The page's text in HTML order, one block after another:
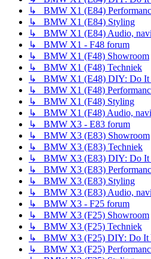
↳ BMW X1 (E84)
↳ BMW X1 (E84) Styling
↳ BMW X1 (E84) Audio,
↳ BMW X1 - F48 forum
↳ BMW X1 (F48) Showroom
↳ BMW X1 (F48) Techniek
↳ BMW X1 (E48) DIY: Do It
↳ BMW X1 (F48)
↳ BMW X1 (F48) Styling
↳ BMW X1 (F48) Audio,
↳ BMW X3 - E83 forum
↳ BMW X3 (E83) Showroom
↳ BMW X3 (E83) Techniek
↳ BMW X3 (E83) DIY: Do It
↳ BMW X3 (E83)
↳ BMW X3 (E83) Styling
↳ BMW X3 (E83) Audio,
↳ BMW X3 - F25 forum
↳ BMW X3 (F25) Showroom
↳ BMW X3 (F25) Techniek
↳ BMW X3 (F25) DIY: Do It
↳ BMW X3 (F25)